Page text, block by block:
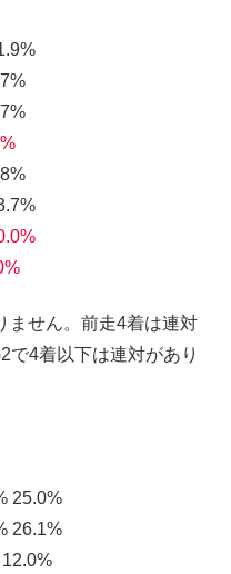
ません。前走4着は連対
で4着以下は連対があり
25.0%
26.1%